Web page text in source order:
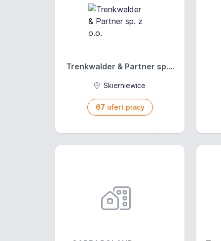
Trenkwalder & Partner sp....
Skierniewice
67 ofert pracy